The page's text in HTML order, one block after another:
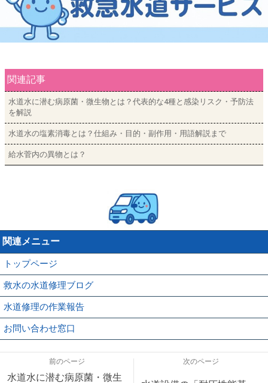
関連記事
水道水に潜む病原菌・微生物とは？代表的な4種と感染リスク・予防法
を解説
水道水の塩素消毒とは？仕組み・目的・副作用・用語解説まで
給水菅内の異物とは？
関連メニュー
トップページ
救水の水道修理ブログ
水道修理の作業報告
お問い合わせ窓口
前のページ
水道水に潜む病原菌・微生
次のページ